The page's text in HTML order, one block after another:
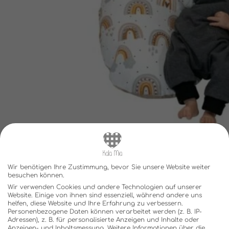
Wir benötigen Ihre Zustimmung, bevor Sie unsere Website weiter
besuchen können.
Wir verwenden Cookies und andere Technologien auf unserer
Website. Einige von ihnen sind essenziell, während andere uns
helfen, diese Website und Ihre Erfahrung zu verbessern.
Personenbezogene Daten können verarbeitet werden (z. B. IP-
Adressen), z. B. für personalisierte Anzeigen und Inhalte oder